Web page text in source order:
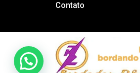
Contato